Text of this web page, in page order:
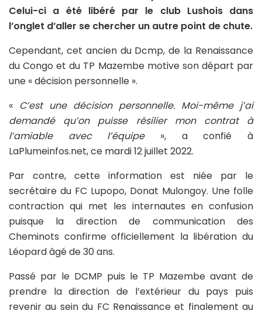
Celui-ci a été libéré par le club Lushois dans
l’onglet d’aller se chercher un autre point de chute.
Cependant, cet ancien du Dcmp, de la Renaissance
du Congo et du TP Mazembe motive son départ par
une « décision personnelle ».
« C’est une décision personnelle. Moi-même j’ai
demandé qu’on puisse résilier mon contrat à
l’amiable avec l’équipe», a confié à
LaPlumeinfos.net, ce mardi 12 juillet 2022.
Par contre, cette information est niée par le
secrétaire du FC Lupopo, Donat Mulongoy. Une folle
contraction qui met les internautes en confusion
puisque la direction de communication des
Cheminots confirme officiellement la libération du
Léopard âgé de 30 ans.
Passé par le DCMP puis le TP Mazembe avant de
prendre la direction de l’extérieur du pays puis
revenir au sein du FC Renaissance et finalement au